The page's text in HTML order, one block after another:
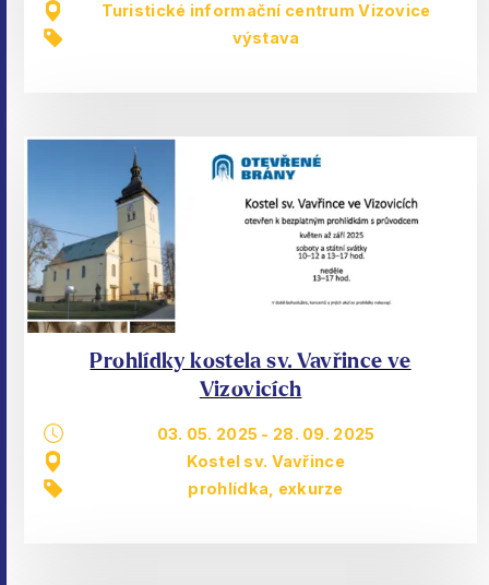
Turistické informační centrum Vizovice
výstava
Prohlídky kostela sv. Vavřince ve
Vizovicích
03. 05. 2025 - 28. 09. 2025
Kostel sv. Vavřince
prohlídka, exkurze